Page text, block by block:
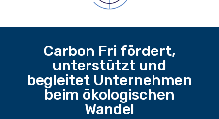
Carbon Fri fördert,
unterstützt und
begleitet Unternehmen
beim ökologischen
Wandel